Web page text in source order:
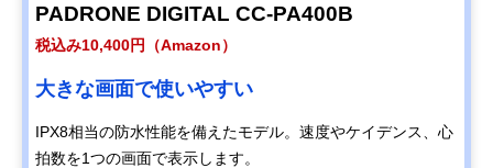
PADRONE DIGITAL CC-PA400B
税込み10,400円（Amazon）
大きな画面で使いやすい
IPX8相当の防水性能を備えたモデル。速度やケイデンス、心
拍数を1つの画面で表示します。